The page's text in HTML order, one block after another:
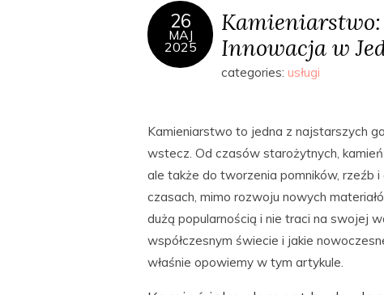
26
MAJ
2025
Kamieniarstwo:
Innowacja w
categories: usługi
Kamieniarstwo to jedna z najstarszych
wstecz. Od czasów starożytnych,
ale także do tworzenia pomników, rzeźb
czasach, mimo rozwoju nowych
dużą popularnością i nie traci na swojej
współczesnym świecie i jakie
właśnie opowiemy w tym artykule.